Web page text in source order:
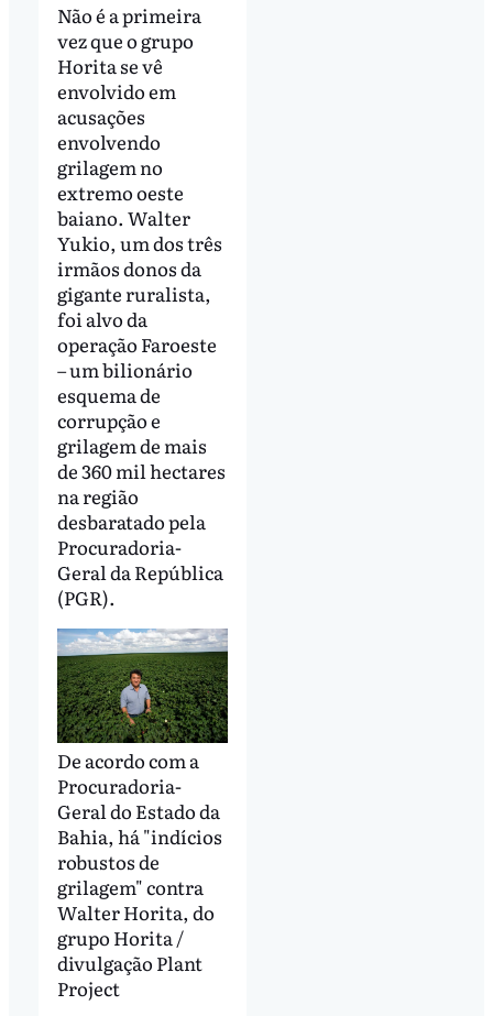
Não é a primeira
vez que o grupo
Horita se vê
envolvido em
acusações
envolvendo
grilagem no
extremo oeste
baiano. Walter
Yukio, um dos três
irmãos donos da
gigante ruralista,
foi alvo da
operação Faroeste
– um bilionário
esquema de
corrupção e
grilagem de mais
de 360 mil hectares
na região
desbaratado pela
Procuradoria-
Geral da República
(PGR).
De acordo com a
Procuradoria-
Geral do Estado da
Bahia, há "indícios
robustos de
grilagem" contra
Walter Horita, do
grupo Horita /
divulgação Plant
Project